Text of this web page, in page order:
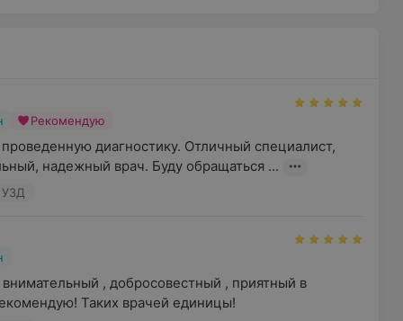
Рекомендую
диагностику. Отличный специалист,
надежный врач. Буду обращаться ...
, добросовестный , приятный в
Таких врачей единицы!